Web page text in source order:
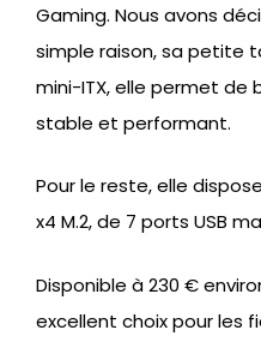
Gaming. Nous avons
simple raison, sa petite
mini-ITX, elle permet de
stable et performant.
Pour le reste, elle
x4 M.2, de 7 ports USB
Disponible à 230 €
excellent choix pour les